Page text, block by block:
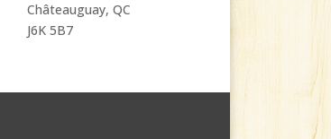
Châteauguay, QC
J6K 5B7